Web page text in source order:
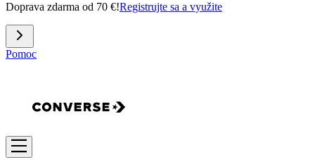
Doprava zdarma od 70 €!Registrujte sa a využite
Pomoc